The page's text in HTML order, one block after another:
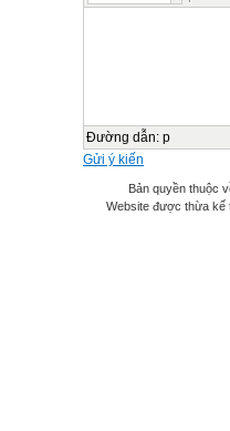
Đường dẫn: p
Gửi ý kiến
Bản quyền thuộc
Website được thừa